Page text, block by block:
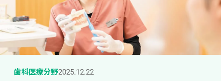
歯科医療分野2025.12.22